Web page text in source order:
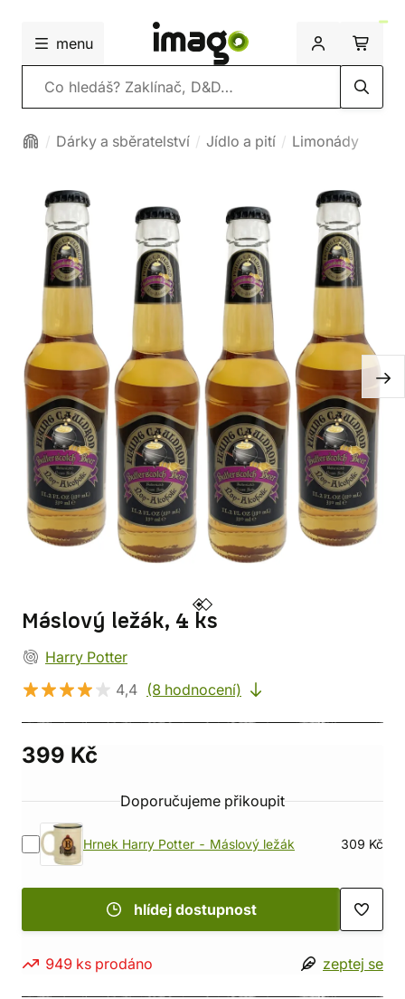
menu
Vyhledávání
Dárky a sběratelství Jídlo a pití Limonády
Máslový ležák, 4 ks
Harry Potter
4,4 (8 hodnocení)
399 Kč
Doporučujeme přikoupit
Hrnek Harry Potter - Máslový ležák 309 Kč
hlídej dostupnost
949 ks prodáno zeptej se